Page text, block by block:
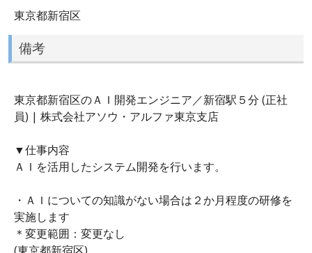
東京都新宿区
備考
東京都新宿区のＡＩ開発エンジニア／新宿駅５分 (正社
員) | 株式会社アソウ・アルファ東京支店
▼仕事内容
ＡＩを活用したシステム開発を行います。
・ＡＩについての知識がない場合は２か月程度の研修を
実施します
＊変更範囲：変更なし